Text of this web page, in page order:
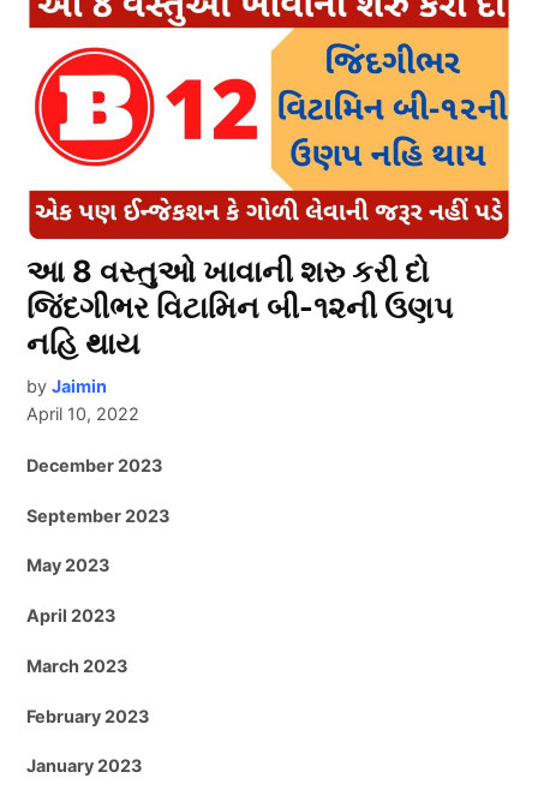
આ 8 વસ્તુઓ ખાવાની શરુ કરી દો
જિંદગીભર વિટામિન બી-૧૨ની ઉણપ
નહિ થાય
by Jaimin
April 10, 2022
December 2023
September 2023
May 2023
April 2023
March 2023
February 2023
January 2023